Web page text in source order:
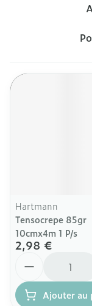
Hartmann
Tensocrepe 85gr
10cmx4m 1 P/s
2,98 €
Ajouter au